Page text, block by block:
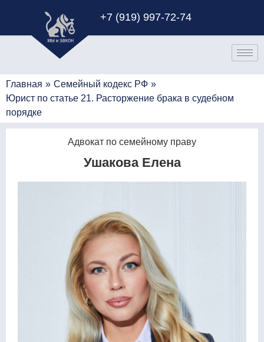
+7 (919) 997-72-74
Главная » Семейный кодекс РФ »
Юрист по статье 21. Расторжение брака в судебном
порядке
Адвокат по семейному праву
Ушакова Елена